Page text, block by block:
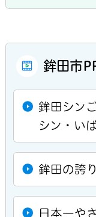
鉾田市
鉾田シン
シン・い
鉾田の誇り
日本一や